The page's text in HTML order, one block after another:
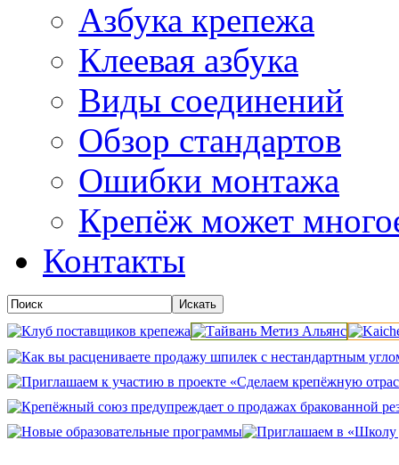
Азбука крепежа
Клеевая азбука
Виды соединений
Обзор стандартов
Ошибки монтажа
Крепёж может
Контакты